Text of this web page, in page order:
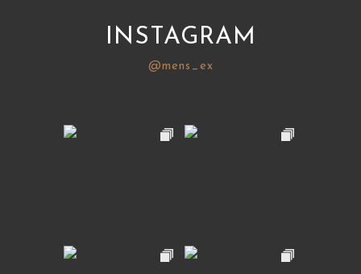
INSTAGRAM
@mens_ex